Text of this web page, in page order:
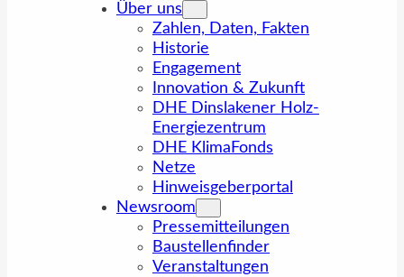
Über uns
Zahlen, Daten, Fakten
Historie
Engagement
Innovation & Zukunft
DHE Dinslakener Holz-
Energiezentrum
DHE KlimaFonds
Netze
Hinweisgeberportal
Newsroom
Pressemitteilungen
Baustellenfinder
Veranstaltungen